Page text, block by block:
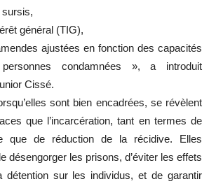
général (TIG),
ajustées en fonction des capacités
condamnées », a introduit
Cissé.
sont bien encadrées, se révèlent
que l’incarcération, tant en termes de
que de réduction de la récidive. Elles
désengorger les prisons, d’éviter les effets
détention sur les individus, et de garantir